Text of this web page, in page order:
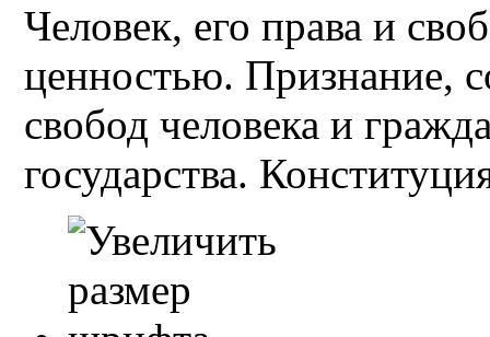
Человек, его права и
ценностью. Признание,
свобод человека и
государства.